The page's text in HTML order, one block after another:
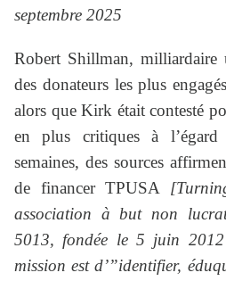
septembre 2025
Robert Shillman, milliardaire
des donateurs les plus
alors que Kirk était contesté
en plus critiques à l’égard
semaines, des sources
de financer TPUSA
association à but non
5013, fondée le 5 juin
mission est d’”identifier,